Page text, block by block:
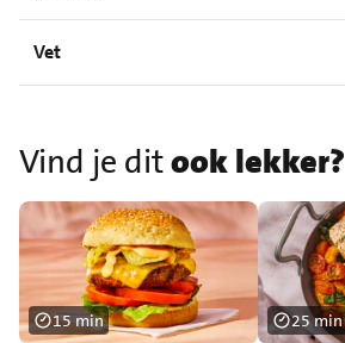
Vet
Vind je ditook lekker?
15 min 25 min